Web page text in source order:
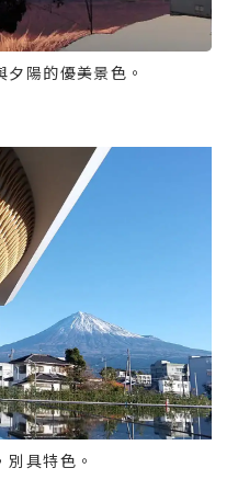
陽的優美景色。
具特色。